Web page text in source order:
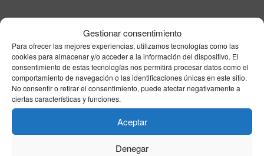
Gestionar consentimiento
Para ofrecer las mejores experiencias, utilizamos tecnologías como las
cookies para almacenar y/o acceder a la información del dispositivo. El
consentimiento de estas tecnologías nos permitirá procesar datos como el
comportamiento de navegación o las identificaciones únicas en este sitio.
No consentir o retirar el consentimiento, puede afectar negativamente a
ciertas características y funciones.
Aceptar
Denegar